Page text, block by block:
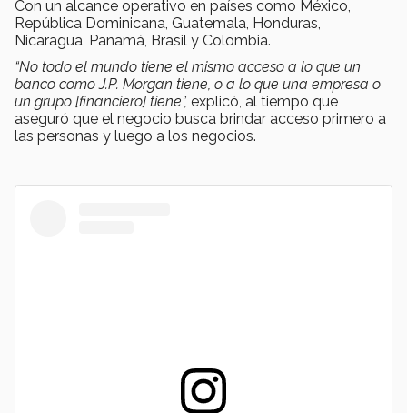
Con un alcance operativo en países como México,
República Dominicana, Guatemala, Honduras,
Nicaragua, Panamá, Brasil y Colombia.
“No todo el mundo tiene el mismo acceso a lo que un
banco como J.P. Morgan tiene, o a lo que una empresa o
un grupo [financiero] tiene”, explicó, al tiempo que
aseguró que el negocio busca brindar acceso primero a
las personas y luego a los negocios.